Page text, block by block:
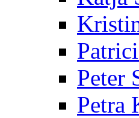
Peter
Petra